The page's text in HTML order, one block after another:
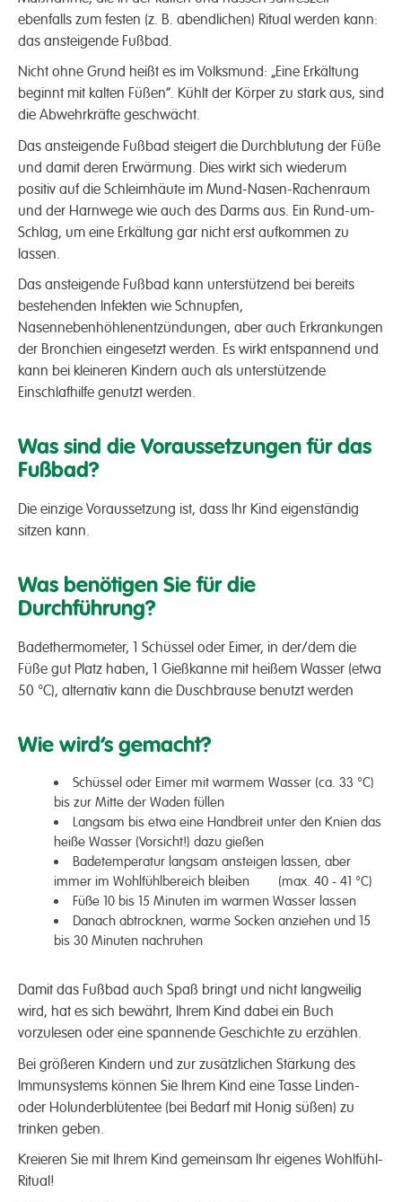
ebenfalls zum festen (z. B. abendlichen) Ritual werden kann:
das ansteigende Fußbad.
Nicht ohne Grund heißt es im Volksmund: „Eine Erkältung
beginnt mit kalten Füßen“. Kühlt der Körper zu stark aus, sind
die Abwehrkräfte geschwächt.
Das ansteigende Fußbad steigert die Durchblutung der Füße
und damit deren Erwärmung. Dies wirkt sich wiederum
positiv auf die Schleimhäute im Mund-Nasen-Rachenraum
und der Harnwege wie auch des Darms aus. Ein Rund-um-
Schlag, um eine Erkältung gar nicht erst aufkommen zu
lassen.
Das ansteigende Fußbad kann unterstützend bei bereits
bestehenden Infekten wie Schnupfen,
Nasennebenhöhlenentzündungen, aber auch Erkrankungen
der Bronchien eingesetzt werden. Es wirkt entspannend und
kann bei kleineren Kindern auch als unterstützende
Einschlafhilfe genutzt werden.
Was sind die Voraussetzungen für das
Fußbad?
Die einzige Voraussetzung ist, dass Ihr Kind eigenständig
sitzen kann.
Was benötigen Sie für die
Durchführung?
Badethermometer, 1 Schüssel oder Eimer, in der/dem die
Füße gut Platz haben, 1 Gießkanne mit heißem Wasser (etwa
50 °C), alternativ kann die Duschbrause benutzt werden
Wie wird’s gemacht?
Schüssel oder Eimer mit warmem Wasser (ca. 33 °C)
bis zur Mitte der Waden füllen
Langsam bis etwa eine Handbreit unter den Knien das
heiße Wasser (Vorsicht!) dazu gießen
Badetemperatur langsam ansteigen lassen, aber
immer im Wohlfühlbereich bleiben (max. 40 - 41 °C)
Füße 10 bis 15 Minuten im warmen Wasser lassen
Danach abtrocknen, warme Socken anziehen und 15
bis 30 Minuten nachruhen
Damit das Fußbad auch Spaß bringt und nicht langweilig
wird, hat es sich bewährt, Ihrem Kind dabei ein Buch
vorzulesen oder eine spannende Geschichte zu erzählen.
Bei größeren Kindern und zur zusätzlichen Stärkung des
Immunsystems können Sie Ihrem Kind eine Tasse Linden-
oder Holunderblütentee (bei Bedarf mit Honig süßen) zu
trinken geben.
Kreieren Sie mit Ihrem Kind gemeinsam Ihr eigenes Wohlfühl-
Ritual!